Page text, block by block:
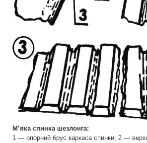
М’яка спинка шезлонга:
1 — опорний брус каркаса спинки; 2 —